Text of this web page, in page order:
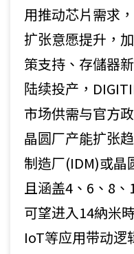
用推动芯片需求
扩张意愿提升，
策支持、存儲器
陆续投产，
市场供需与官方
晶圆厂产能扩张
制造厂(IDM)或晶
且涵盖4、6、8
可望进入14納
IoT等应用带动逻